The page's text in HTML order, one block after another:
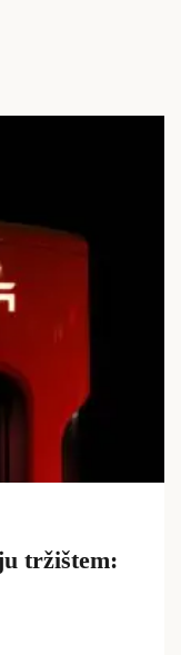
tržištem: